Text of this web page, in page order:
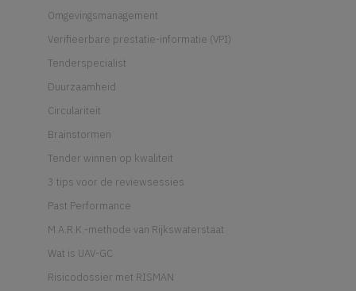
Omgevingsmanagement
Verifieerbare prestatie-informatie (VPI)
Tenderspecialist
Duurzaamheid
Circulariteit
Brainstormen
Tender winnen op kwaliteit
3 tips voor de reviewsessies
Past Performance
M.A.R.K.-methode van Rijkswaterstaat
Wat is UAV-GC
Risicodossier met RISMAN